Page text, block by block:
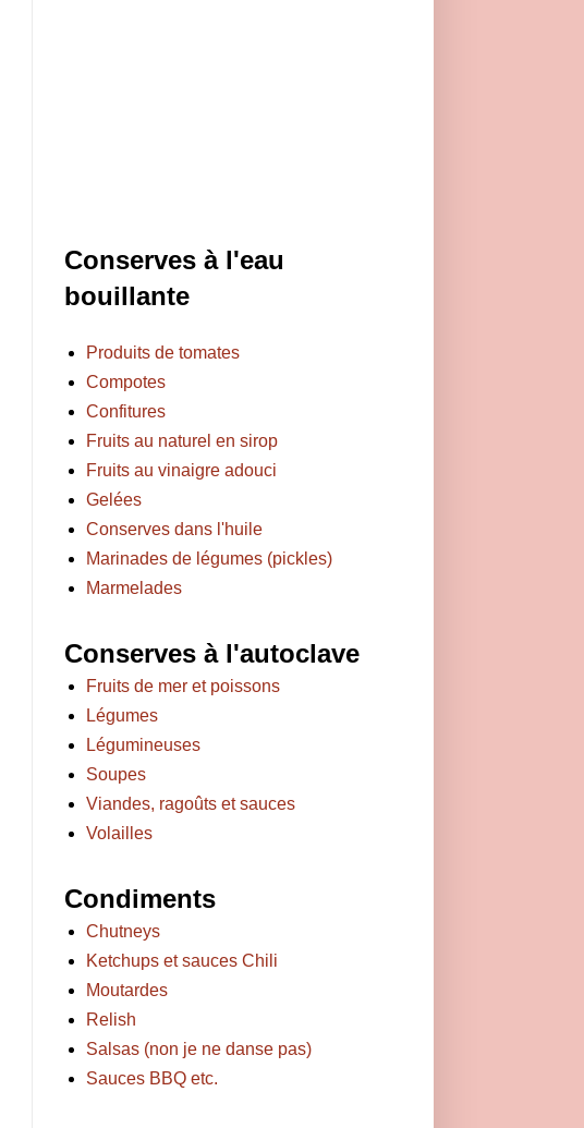
Conserves à l'eau
bouillante
Produits de tomates
Compotes
Confitures
Fruits au naturel en sirop
Fruits au vinaigre adouci
Gelées
Conserves dans l'huile
Marinades de légumes (pickles)
Marmelades
Conserves à l'autoclave
Fruits de mer et poissons
Légumes
Légumineuses
Soupes
Viandes, ragoûts et sauces
Volailles
Condiments
Chutneys
Ketchups et sauces Chili
Moutardes
Relish
Salsas (non je ne danse pas)
Sauces BBQ etc.